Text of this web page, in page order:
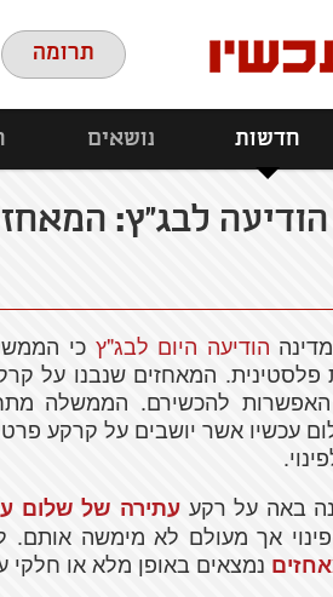
תרומה
חדשות נושאים
לבג"ץ:
הודיעה היום לבג"ץ כי
המאחזים שנבנו על
להכשירם. הממשלה
עכשיו אשר יושבים על קרקע
באה על רקע עתירה של שלום עכשיו
פינוי אך מעולם לא מימשה
נמצאים באופן מלא או